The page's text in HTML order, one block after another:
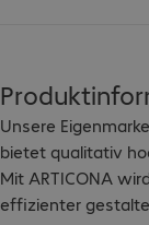
Unsere
bietet qualitativ
Mit ARTICONA
effizienter